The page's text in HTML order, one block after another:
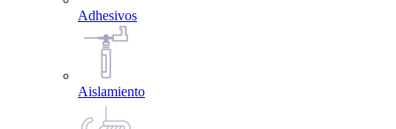
Adhesivos
Aislamiento